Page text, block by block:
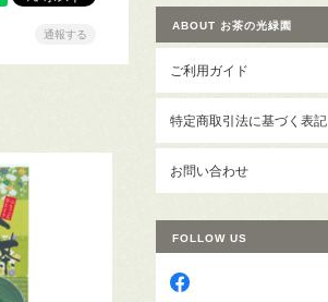
通報する
ABOUT お茶の光緑園
ご利用ガイド
特定商取引法に基づく表記
お問い合わせ
FOLLOW US